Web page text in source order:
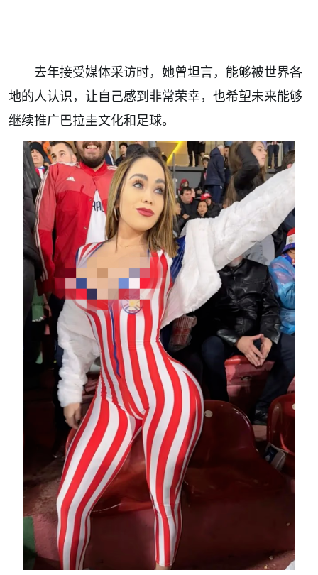
去年接受媒体采访时，她曾坦言，能够被世界各
地的人认识，让自己感到非常荣幸，也希望未来能够
继续推广巴拉圭文化和足球。